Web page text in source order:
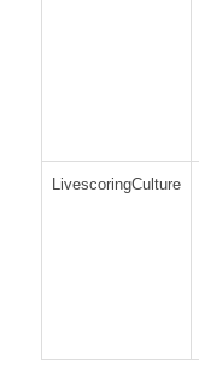
LivescoringCulture